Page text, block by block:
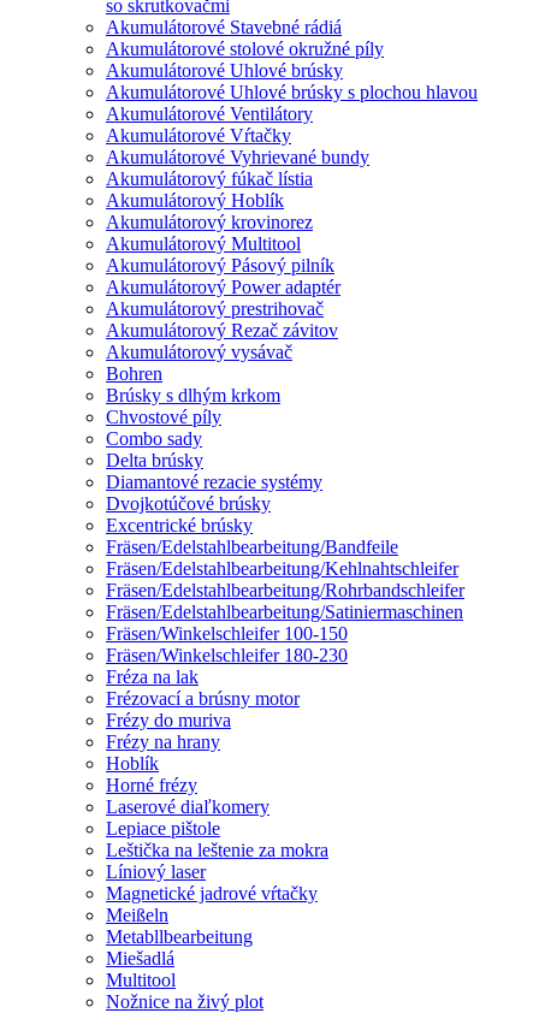
so skrutkovačmi
Akumulátorové Stavebné rádiá
Akumulátorové stolové okružné píly
Akumulátorové Uhlové brúsky
Akumulátorové Uhlové brúsky s plochou hlavou
Akumulátorové Ventilátory
Akumulátorové Vŕtačky
Akumulátorové Vyhrievané bundy
Akumulátorový fúkač lístia
Akumulátorový Hoblík
Akumulátorový krovinorez
Akumulátorový Multitool
Akumulátorový Pásový pilník
Akumulátorový Power adaptér
Akumulátorový prestrihovač
Akumulátorový Rezač závitov
Akumulátorový vysávač
Bohren
Brúsky s dlhým krkom
Chvostové píly
Combo sady
Delta brúsky
Diamantové rezacie systémy
Dvojkotúčové brúsky
Excentrické brúsky
Fräsen/Edelstahlbearbeitung/Bandfeile
Fräsen/Edelstahlbearbeitung/Kehlnahtschleifer
Fräsen/Edelstahlbearbeitung/Rohrbandschleifer
Fräsen/Edelstahlbearbeitung/Satiniermaschinen
Fräsen/Winkelschleifer 100-150
Fräsen/Winkelschleifer 180-230
Fréza na lak
Frézovací a brúsny motor
Frézy do muriva
Frézy na hrany
Hoblík
Horné frézy
Laserové diaľkomery
Lepiace pištole
Leštička na leštenie za mokra
Líniový laser
Magnetické jadrové vŕtačky
Meißeln
Metabllbearbeitung
Miešadlá
Multitool
Nožnice na živý plot